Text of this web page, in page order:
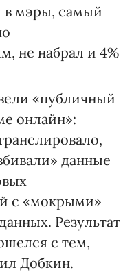
в мэры, самый
не набрал и 4%
«публичный
онлайн»:
данные
с «мокрыми»
Результат
с тем,
Добкин.